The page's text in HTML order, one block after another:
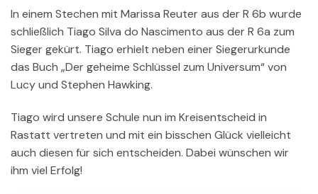
In einem Stechen mit Marissa Reuter aus der R 6b wurde
schließlich Tiago Silva do Nascimento aus der R 6a zum
Sieger gekürt. Tiago erhielt neben einer Siegerurkunde
das Buch „Der geheime Schlüssel zum Universum“ von
Lucy und Stephen Hawking.
Tiago wird unsere Schule nun im Kreisentscheid in
Rastatt vertreten und mit ein bisschen Glück vielleicht
auch diesen für sich entscheiden. Dabei wünschen wir
ihm viel Erfolg!